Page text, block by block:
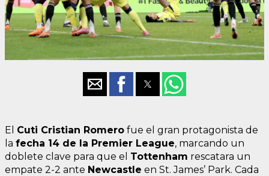
El Cuti Cristian Romero fue el gran protagonista de
la fecha 14 de la Premier League, marcando un
doblete clave para que el Tottenham rescatara un
empate 2-2 ante Newcastle en St. James’ Park. Cada